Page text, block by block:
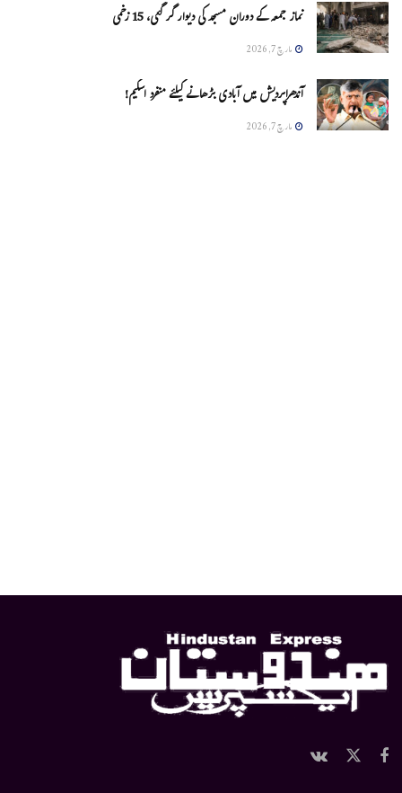
نماز جمعہ کے دوران مسجد کی دیوار گر گئی، 15 زخمی
مارچ 7, 2026
آندھراپردیش میں آبادی بڑھانے کیلئے منفرد اسکیم!
مارچ 7, 2026